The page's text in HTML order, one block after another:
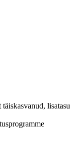
lisatasu